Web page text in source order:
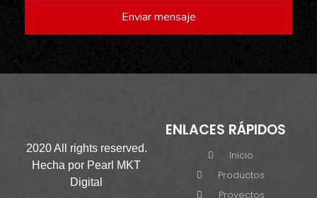
Enviar mensaje
2020 All rights reserved.
Hecha por Pearl MKT
Digital
ENLACES RÁPIDOS
Inicio
Productos
Proyectos